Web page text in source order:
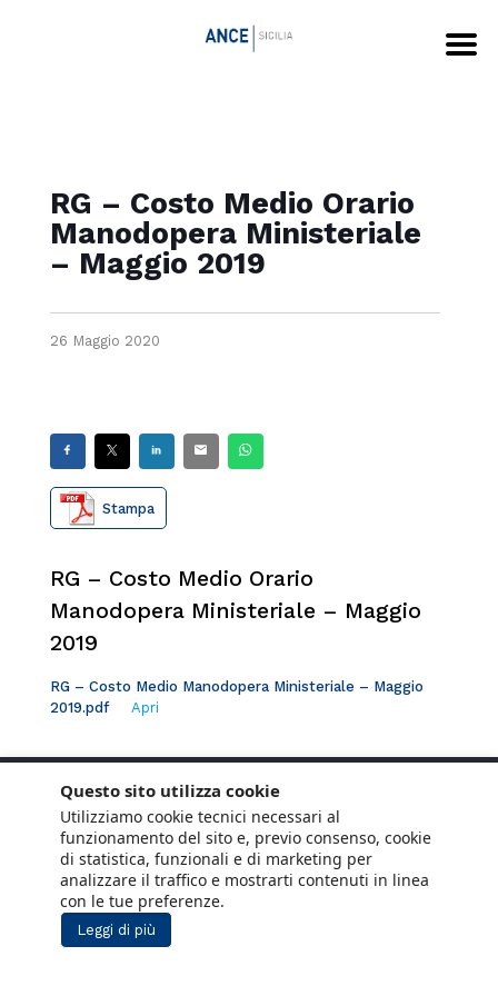
RG – Costo Medio Orario
Manodopera Ministeriale
– Maggio 2019
26 Maggio 2020
Stampa
RG – Costo Medio Orario
Manodopera Ministeriale – Maggio
2019
RG – Costo Medio Manodopera Ministeriale – Maggio
2019.pdf
Apri
Questo sito utilizza cookie
Utilizziamo cookie tecnici necessari al
funzionamento del sito e, previo consenso, cookie
di statistica, funzionali e di marketing per
analizzare il traffico e mostrarti contenuti in linea
con le tue preferenze.
Leggi di più